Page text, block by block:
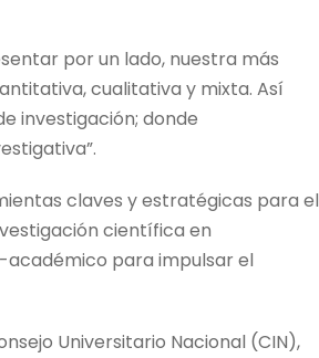
por un lado, nuestra más
cualitativa y mixta. Así
investigación; donde
claves y estratégicas para el
científica en
para impulsar el
Universitario Nacional (CIN),